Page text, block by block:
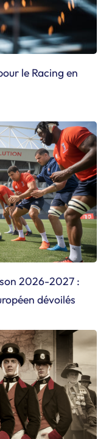
le Racing en
2026-2027 :
dévoilés